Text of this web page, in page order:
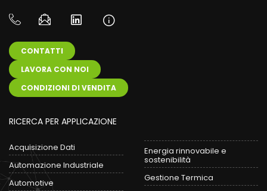
CONTATTI
LAVORA CON NOI
CONDIZIONI DI VENDITA
RICERCA PER APPLICAZIONE
Acquisizione Dati
Automazione Industriale
Automotive
Energia rinnovabile e
sostenibilità
Gestione Termica